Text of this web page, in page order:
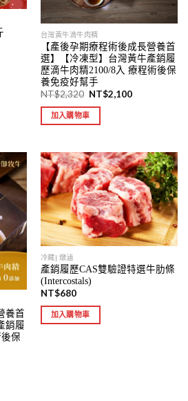
台灣黃牛滴牛肉精
【產後孕期療程術後成長營養首
選】【冷凍型】台灣黃牛產銷履
歷滴牛肉精2100/8入 療程術後保
養免疫好幫手
NT$2,320 NT$2,100
加入購物車
養首
銷履
保
冷藏| 燉滷
產銷履歷CAS雙驗證特選牛肋條
(Intercostals)
NT$680
加入購物車